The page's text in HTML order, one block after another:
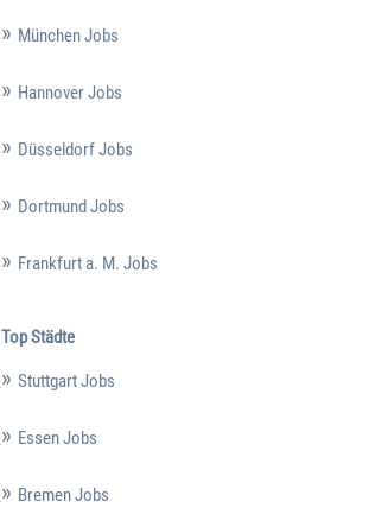
München Jobs
Hannover Jobs
Düsseldorf Jobs
Dortmund Jobs
Frankfurt a. M. Jobs
Top Städte
Stuttgart Jobs
Essen Jobs
Bremen Jobs